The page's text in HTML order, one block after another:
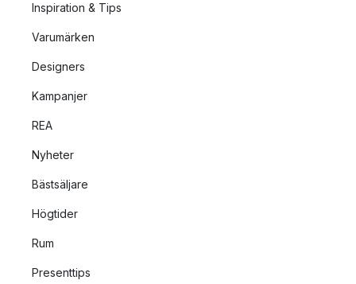
Inspiration & Tips
Varumärken
Designers
Kampanjer
REA
Nyheter
Bästsäljare
Högtider
Rum
Presenttips